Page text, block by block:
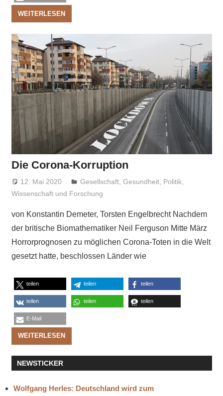
WEITERLESEN
Die Corona-Korruption
12. Mai 2020 Niki Vogt
Gesellschaft ,Gesundheit Politik
Wissenschaft und Forschung
von Konstantin Demeter, Torsten Engelbrecht Nachdem
der britische Biomathematiker Neil Ferguson Mitte März
Horrorprognosen zu möglichen Corona-Toten in die Welt
gesetzt hatte, beschlossen Länder wie
teilen teilen teilen
teilen teilen teilen
E-Mail
WEITERLESEN
NEWSTICKER
Wolfgang Herles: Deutschland wird zum